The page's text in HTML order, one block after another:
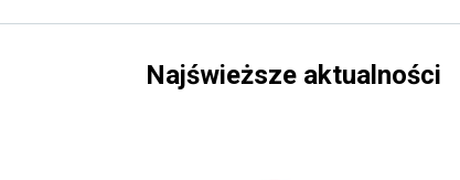
Najświeższe aktualności